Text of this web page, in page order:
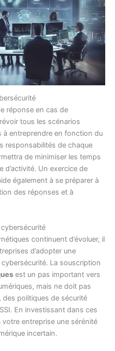
réponse en cas de
tous les scénarios
à entreprendre en fonction du
responsabilités de chaque
de minimiser les temps
d’activité. Un exercice de
également à se préparer à
des réponses et à
continuent d’évoluer, il
d’adopter une
La souscription
est un pas important vers
mais ne doit pas
politiques de sécurité
En investissant dans ces
entreprise une sérénité
incertain.